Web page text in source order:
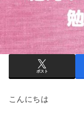
ポスト
こんにちは